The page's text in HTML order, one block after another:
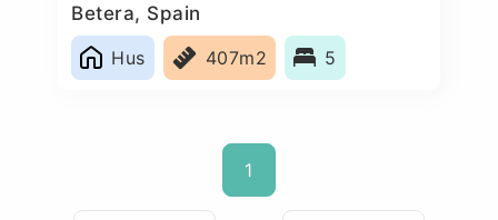
Betera, Spain
Hus
407m2 5
1